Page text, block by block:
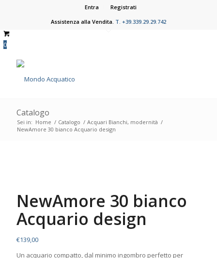
Entra
Registrati
Assistenza alla Vendita. T. +39.339.29.29.742
0
Catalogo
Sei in: Home / Catalogo / Acquari Bianchi, modernità /
NewAmore 30 bianco Acquario design
NewAmore 30 bianco
Acquario design
€139,00
Un acquario compatto, dal minimo ingombro perfetto per